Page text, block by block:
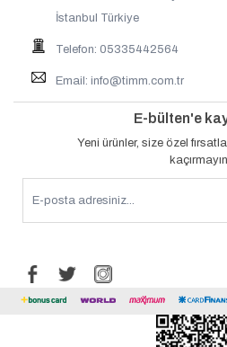
İstanbul Türkiye
Telefon: 05335442564
Email: info@timm.com.tr
E-bülten'e
Yeni ürünler, size özel